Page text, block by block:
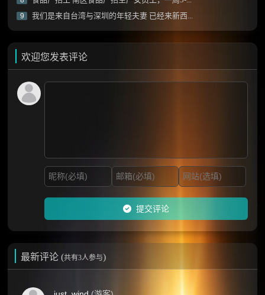
9 我们是来自台湾与深圳的年轻夫妻 已经来新西...
欢迎您发表评论
提交评论
最新评论 (共有3人参与)